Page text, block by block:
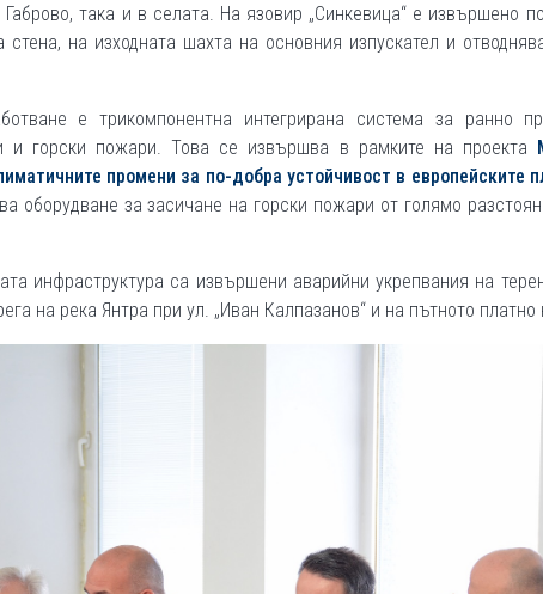
Габрово, така и в селата. На язовир „Синкевица“ е извършено
стена, на изходната шахта на основния изпускател и
е трикомпонентна интегрирана система за ранно
и горски пожари. Това се извършва в рамките на проекта
промени за по-добра устойчивост в европейските
оборудване за засичане на горски пожари от голямо
инфраструктура са извършени аварийни укрепвания на
на река Янтра при ул. „Иван Калпазанов“ и на пътното платно